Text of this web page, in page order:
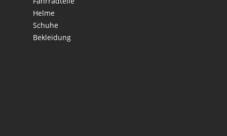
Helme
Schuhe
Bekleidung